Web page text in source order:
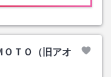
ＴＯ（旧アオ